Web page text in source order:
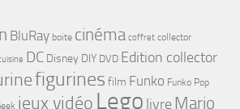
BluRay boite cinéma coffret collector
DC Disney DIY DVD Edition collector
figurines film Funko Funko Pop
jeux vidéo Lego livre Mario